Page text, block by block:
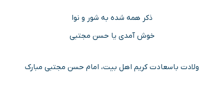
ذکر همه شده به شور و نوا
خوش آمدی یا حسن مجتبی
ولادت باسعادت کریم اهل بیت، امام حسن مجتبی مبارک